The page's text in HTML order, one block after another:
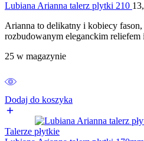
Lubiana Arianna talerz plytki 210
Arianna to delikatny i kobiecy
rozbudowanym eleganckim
25 w magazynie
Dodaj do koszyka
Talerze płytkie